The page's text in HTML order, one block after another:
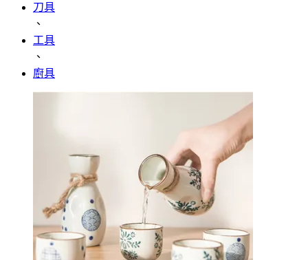
刀具
、
工具
、
廚具